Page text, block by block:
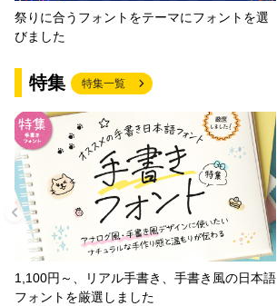
祭りに合うフォントをテーマにフォントを選
びました
特集 特集一覧
1,100円～、リアル手書き、手書き風の日本語
フォントを厳選しました